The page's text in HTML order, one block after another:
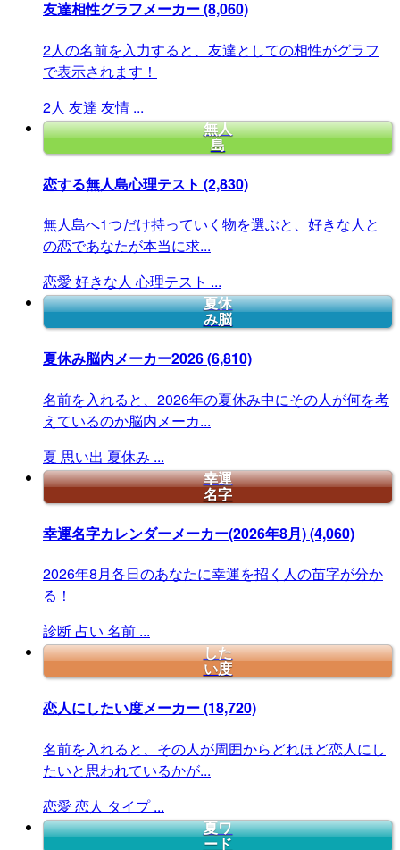
友達相性グラフメーカー(8,060)
2人の名前を入力すると、友達としての相性がグラフ
で表示されます！
2人 友達 友情 ...
無人
島
恋する無人島心理テスト (2,830)
無人島へ1つだけ持っていく物を選ぶと、好きな人と
の恋であなたが本当に求...
恋愛 好きな人 心理テスト ...
夏休
み脳
夏休み脳内メーカー2026(6,810)
名前を入れると、2026年の夏休み中にその人が何を考
えているのか脳内メーカ...
夏 思い出 夏休み ...
幸運
名字
幸運名字カレンダーメーカー(2026年8月)(4,060)
2026年8月各日のあなたに幸運を招く人の苗字が分か
る！
診断 占い 名前 ...
した
い度
恋人にしたい度メーカー(18,720)
名前を入れると、その人が周囲からどれほど恋人にし
たいと思われているかが...
恋愛 恋人 タイプ ...
夏ワ
ード